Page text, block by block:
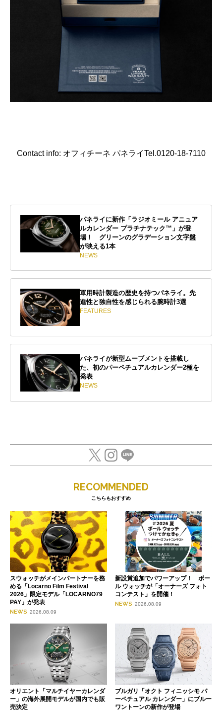
Contact info: オフィチーネ パネライTel.0120-18-7110
パネライに新作「ラジオミール アニュア
ルカレンダー プラチナテック™」が登
場！ グリーンのグラデーション文字盤
が映える1本
NEWS
軍用時計製造の歴史を持つパネライ。先
進性と独自性を感じられる腕時計3選
FEATURES
パネライが新型ムーブメントを搭載し
た、初のパーペチュアルカレンダー2種を
発表
NEWS
RECOMMENDED
こちらもおすすめ
スウォッチがメインパートナーを務
める「Locarno Film Festival
2026」限定モデル「LOCARNO79
PAY」が発表
NEWS 2026.08.09
新設賞追加でパワーアップ！ ボー
ル ウォッチが「オーナーズ フォト
コンテスト」を開催！
NEWS 2026.08.09
オリエント「マルチイヤーカレンダ
ー」の海外展開モデルが国内でも販
売決定
ブルガリ「オクト フィニッシモ パ
ーペチュアル カレンダー」にブルー
ワントーンの新作が登場